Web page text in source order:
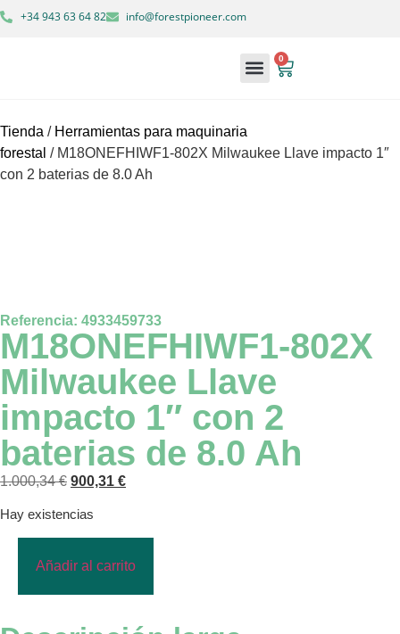
+34 943 63 64 82 info@forestpioneer.com
0
Tienda / Herramientas para maquinaria
forestal / M18ONEFHIWF1-802X Milwaukee Llave impacto 1″
con 2 baterias de 8.0 Ah
Referencia: 4933459733
M18ONEFHIWF1-802X
Milwaukee Llave
impacto 1″ con 2
baterias de 8.0 Ah
1.000,34€ 900,31 €
Hay existencias
Añadir al carrito